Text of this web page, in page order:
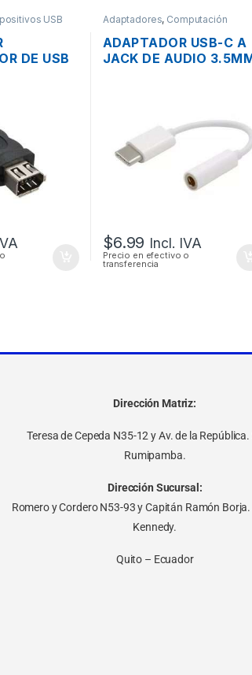
USB
DE USB
Adaptadores, Computación
ADAPTADOR USB-C A
JACK DE AUDIO
$6.99 Incl. IVA
Precio en efectivo o
transferencia
Dirección Matriz:
Teresa de Cepeda N35-12 y Av. de la
Rumipamba.
Dirección Sucursal:
Romero y Cordero N53-93 y Capitán Ramón
Kennedy.
Quito – Ecuador